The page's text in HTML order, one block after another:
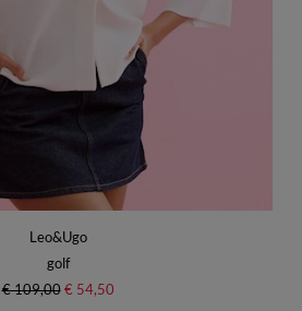
Leo&Ugo
golf
€ 109,00 € 54,50